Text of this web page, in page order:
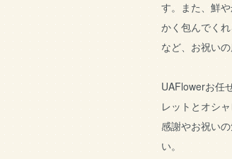
す。また、鮮
かく包んでく
など、お祝い
UAFlowerお任
レットとオシ
感謝やお祝い
い。